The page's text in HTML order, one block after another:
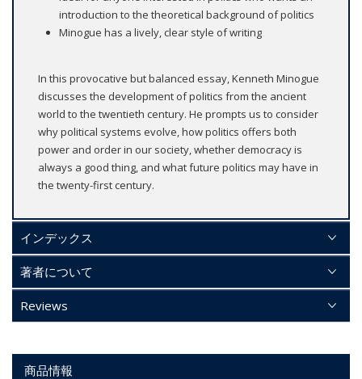
introduction to the theoretical background of politics
Minogue has a lively, clear style of writing
In this provocative but balanced essay, Kenneth Minogue
discusses the development of politics from the ancient
world to the twentieth century. He prompts us to consider
why political systems evolve, how politics offers both
power and order in our society, whether democracy is
always a good thing, and what future politics may have in
the twenty-first century.
インデックス
著者について
Reviews
商品情報